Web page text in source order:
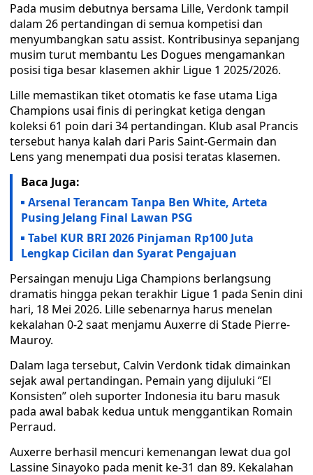
Pada musim debutnya bersama Lille, Verdonk tampil
dalam 26 pertandingan di semua kompetisi dan
menyumbangkan satu assist. Kontribusinya sepanjang
musim turut membantu Les Dogues mengamankan
posisi tiga besar klasemen akhir Ligue 1 2025/2026.
Lille memastikan tiket otomatis ke fase utama Liga
Champions usai finis di peringkat ketiga dengan
koleksi 61 poin dari 34 pertandingan. Klub asal Prancis
tersebut hanya kalah dari Paris Saint-Germain dan
Lens yang menempati dua posisi teratas klasemen.
Baca Juga:
Arsenal Terancam Tanpa Ben White, Arteta
Pusing Jelang Final Lawan PSG
Tabel KUR BRI 2026 Pinjaman Rp100 Juta
Lengkap Cicilan dan Syarat Pengajuan
Persaingan menuju Liga Champions berlangsung
dramatis hingga pekan terakhir Ligue 1 pada Senin dini
hari, 18 Mei 2026. Lille sebenarnya harus menelan
kekalahan 0-2 saat menjamu Auxerre di Stade Pierre-
Mauroy.
Dalam laga tersebut, Calvin Verdonk tidak dimainkan
sejak awal pertandingan. Pemain yang dijuluki “El
Konsisten” oleh suporter Indonesia itu baru masuk
pada awal babak kedua untuk menggantikan Romain
Perraud.
Auxerre berhasil mencuri kemenangan lewat dua gol
Lassine Sinayoko pada menit ke-31 dan 89. Kekalahan